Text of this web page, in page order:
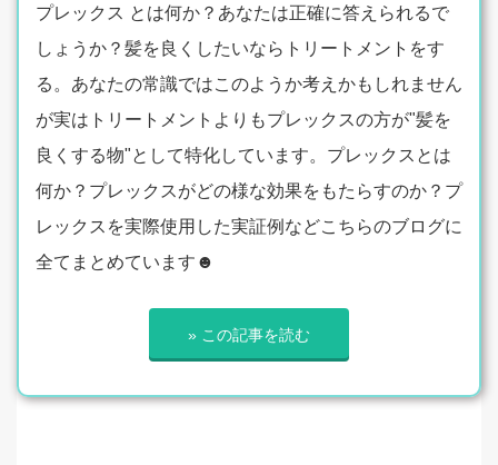
プレックス とは何か？あなたは正確に答えられるで
しょうか？髪を良くしたいならトリートメントをす
る。あなたの常識ではこのようか考えかもしれません
が実はトリートメントよりもプレックスの方が"髪を
良くする物"として特化しています。プレックスとは
何か？プレックスがどの様な効果をもたらすのか？プ
レックスを実際使用した実証例などこちらのブログに
全てまとめています☻
» この記事を読む